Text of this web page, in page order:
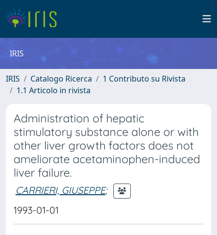
IRIS
IRIS Catalogo Ricerca
1 Contributo su Rivista
1.1 Articolo in rivista
Administration of hepatic
stimulatory substance alone or with
other liver growth factors does not
ameliorate acetaminophen-induced
liver failure.
CARRIERI, GIUSEPPE;
1993-01-01